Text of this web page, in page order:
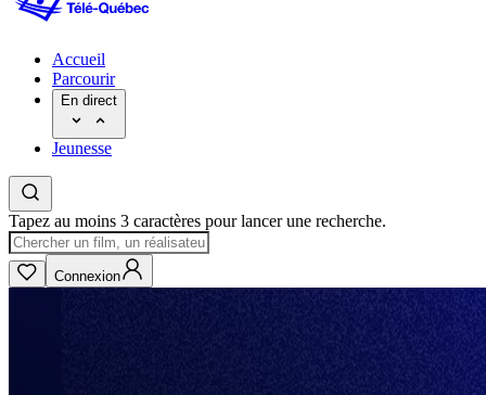
Accueil
Parcourir
En direct
Jeunesse
Tapez au moins 3 caractères pour lancer une recherche.
Connexion